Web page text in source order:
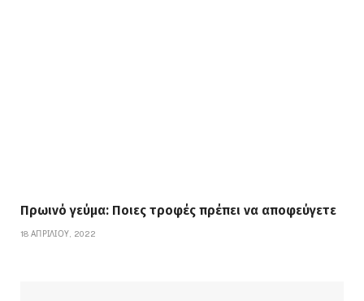
Πρωινό γεύμα: Ποιες τροφές πρέπει να αποφεύγετε
18 ΑΠΡΙΛΊΟΥ, 2022